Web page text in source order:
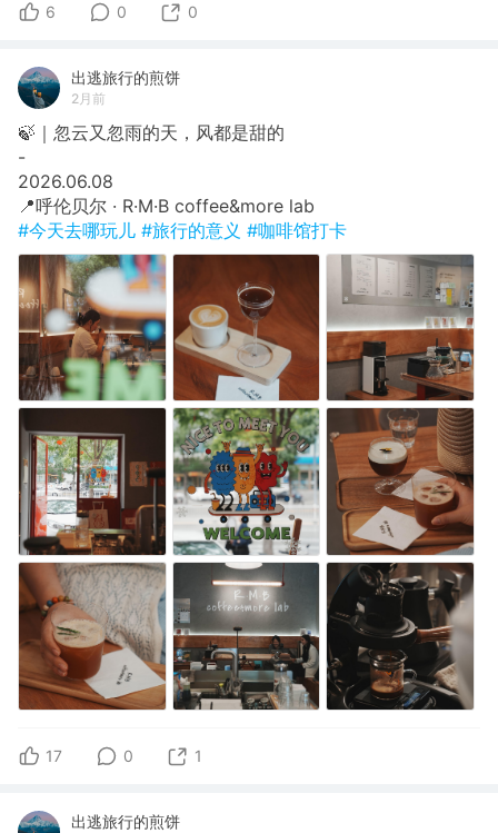
6 0 0
出逃旅行的煎饼
2月前
🍃｜忽云又忽雨的天，风都是甜的
​-
​2026.06.08
​📍呼伦贝尔 · R·M·B coffee&more lab
#今天去哪玩儿 #旅行的意义 #咖啡馆打卡
17 0 1
出逃旅行的煎饼